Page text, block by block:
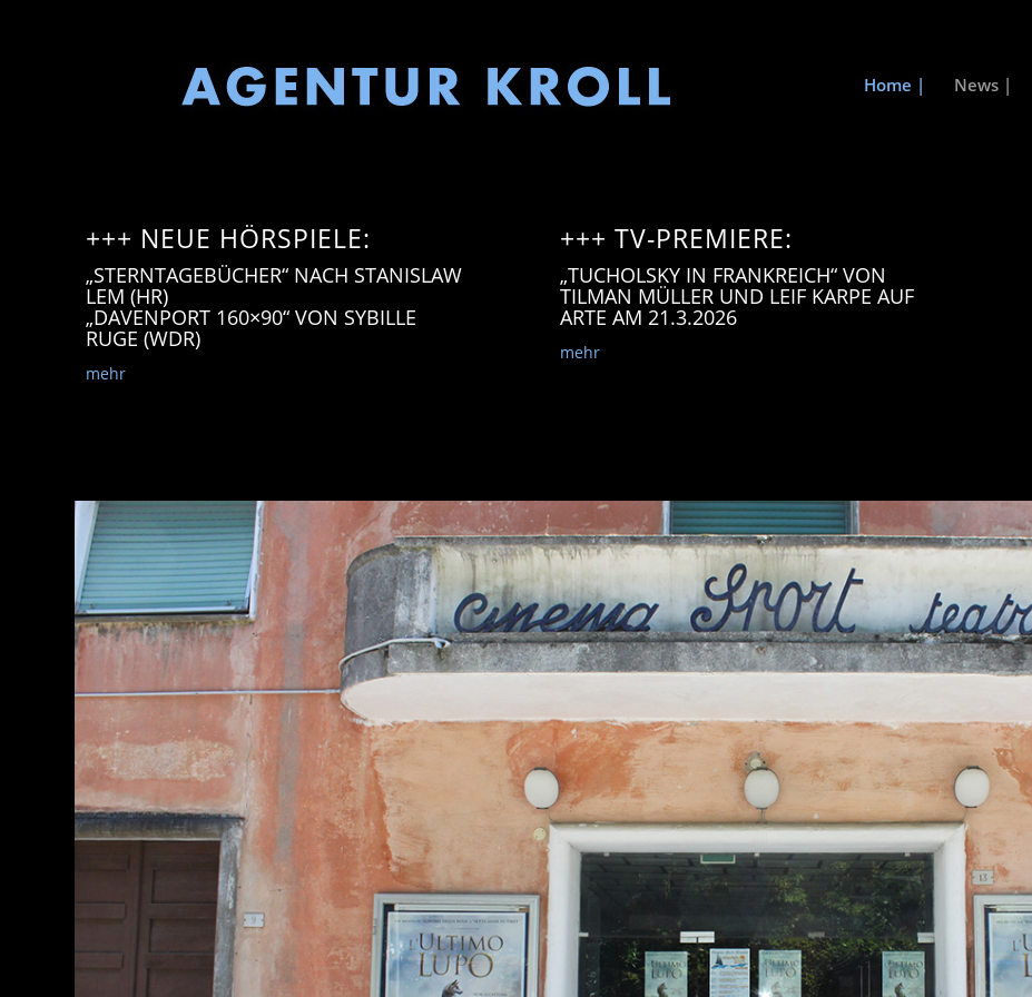
Home | News |
+++ NEUE HÖRSPIELE:
„STERNTAGEBÜCHER“ NACH STANISLAW
LEM (HR)
„DAVENPORT 160×90“ VON SYBILLE
RUGE (WDR)
mehr
+++ TV-PREMIERE:
„TUCHOLSKY IN FRANKREICH“ VON
TILMAN MÜLLER UND LEIF KARPE AUF
ARTE AM 21.3.2026
mehr